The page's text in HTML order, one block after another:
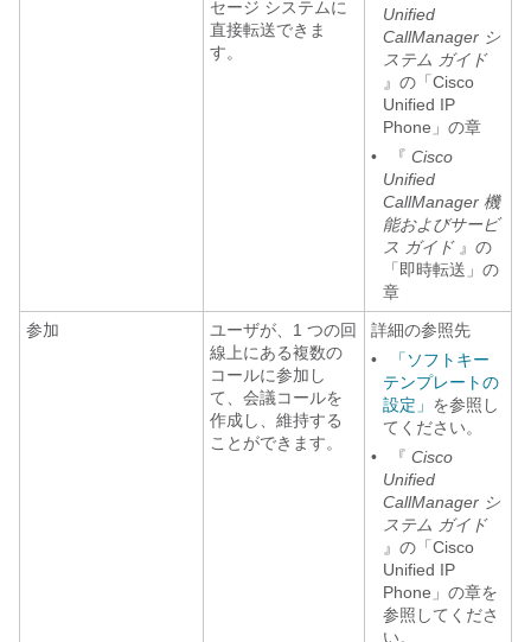
セージ システムに
直接転送できま
す。
Unified
CallManager シ
ステム ガイド
』の「Cisco
Unified IP
Phone」の章
•
『 Cisco
Unified
CallManager 機
能およびサービ
ス ガイド』の
「即時転送」の
章
参加
ユーザが、1 つの回
線上にある複数の
コールに参加し
て、会議コールを
作成し、維持する
ことができます。
詳細の参照先
•
「ソフトキー
テンプレートの
設定」 を参照し
てください。
•
『 Cisco
Unified
CallManager シ
ステム ガイド
』の「Cisco
Unified IP
Phone」の章を
参照してくださ
い。